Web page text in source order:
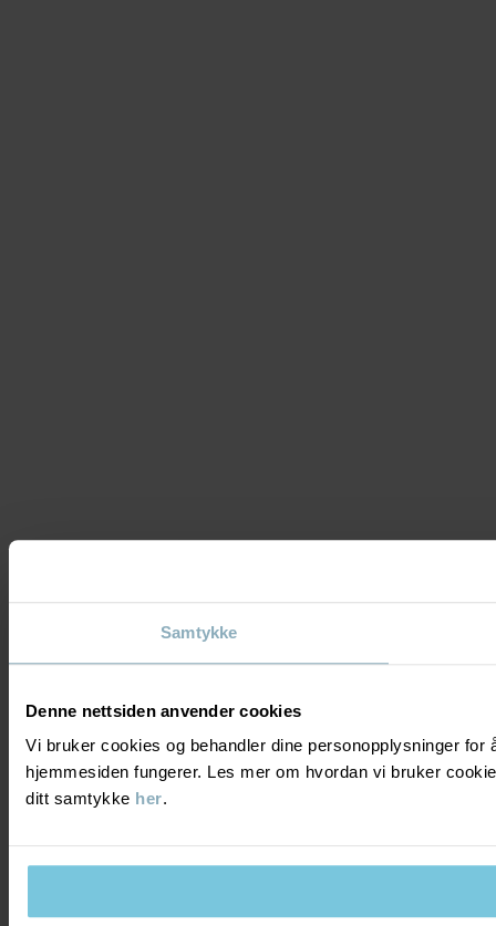
Samtykke
Denne nettsiden anvender cookies
Vi bruker cookies og behandler dine personopplysninger
hjemmesiden fungerer. Les mer om hvordan vi bruker
ditt samtykke her.